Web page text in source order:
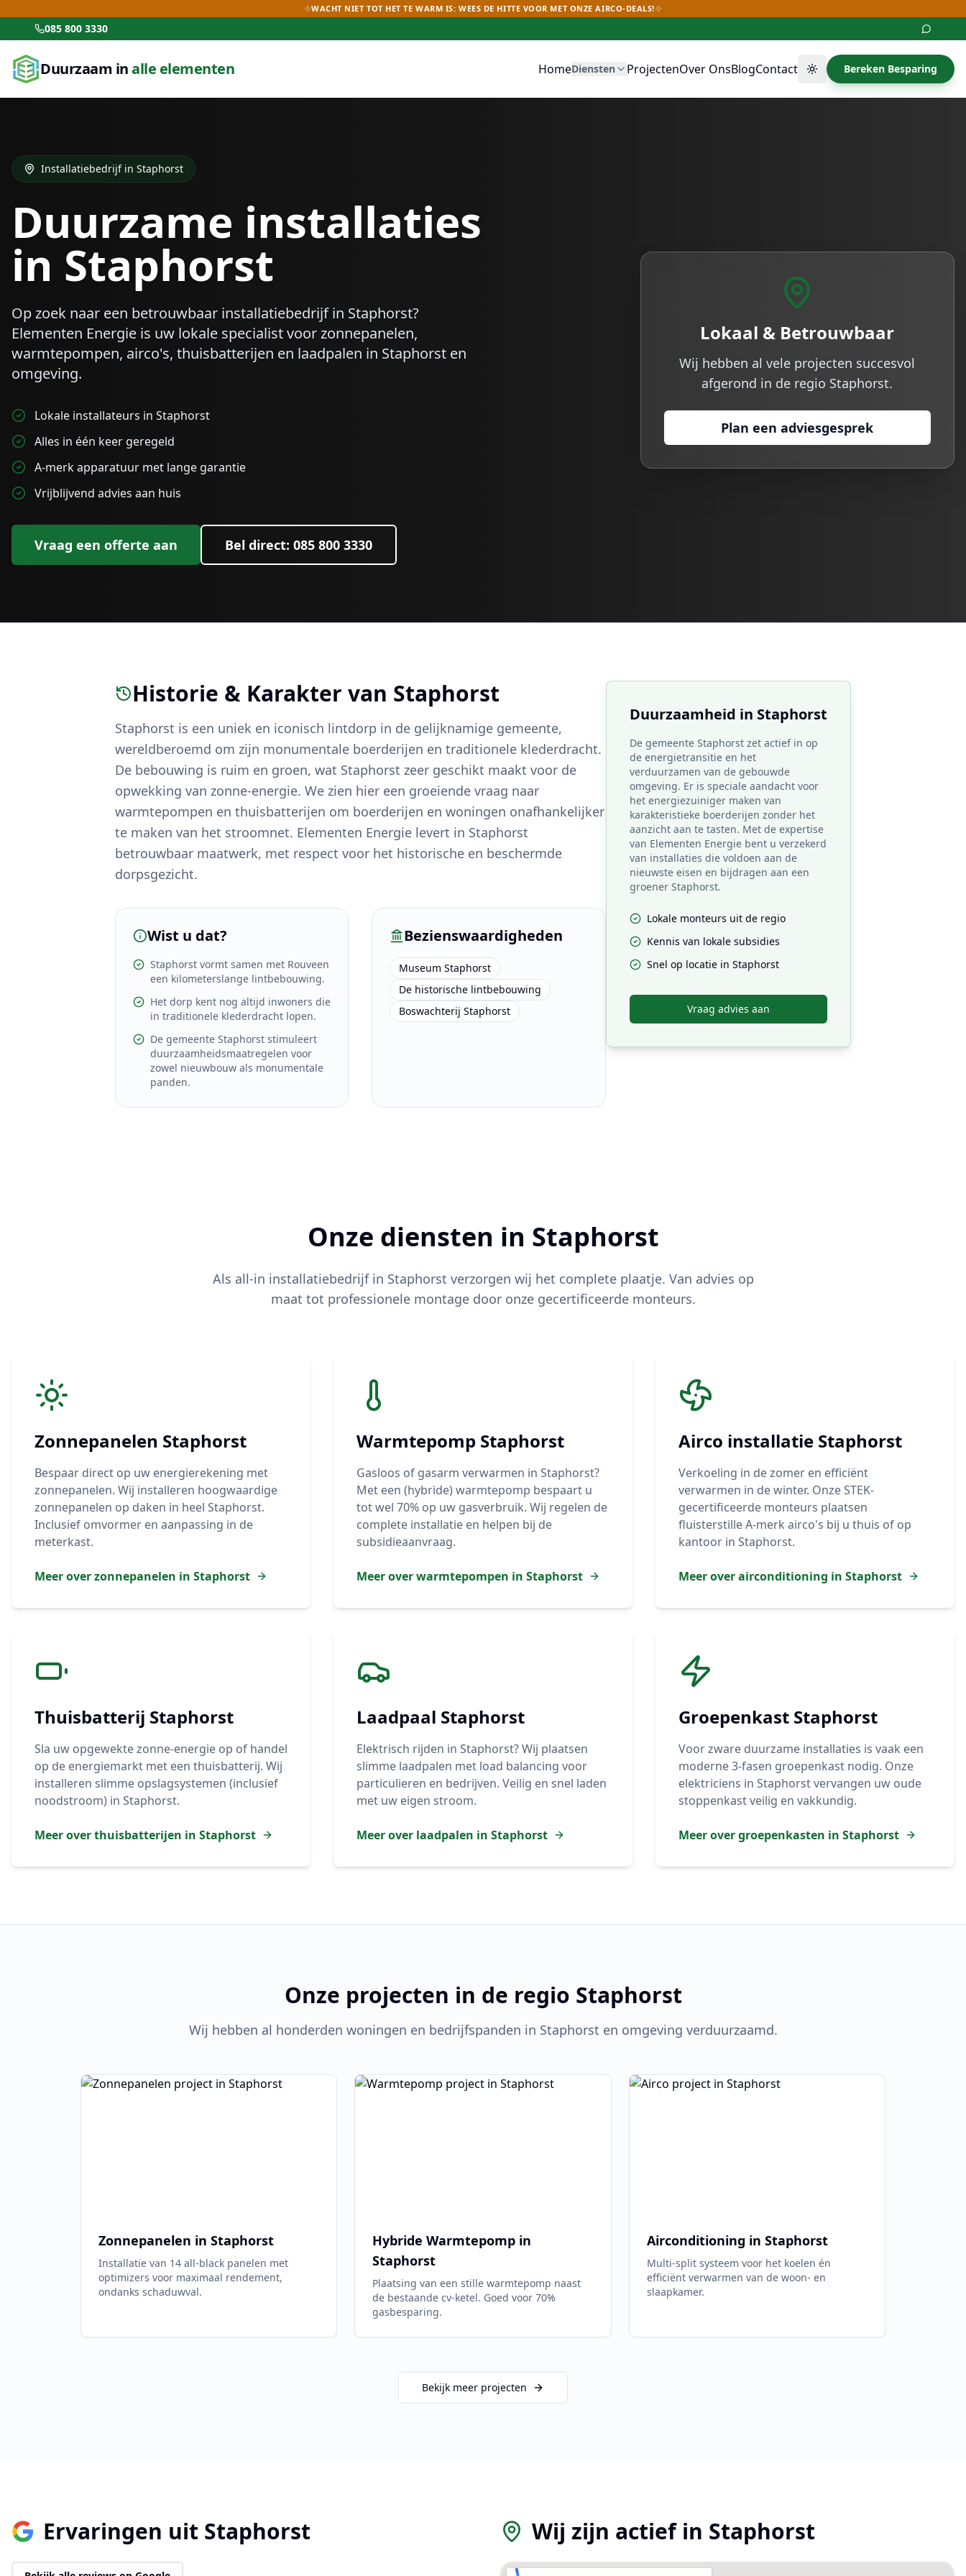
WACHT NIET TOT HET TE WARM IS: WEES DE HITTE VOOR MET ONZE AIRCO-DEALS!
085 800 3330
Duurzaam inalle elementen HomeDiensten ProjectenOver OnsBlogContact Thema wisselen
Bereken Besparing
Installatiebedrijf in Staphorst
Duurzame installaties
in Staphorst
Op zoek naar een betrouwbaar installatiebedrijf in Staphorst?
Elementen Energie is uw lokale specialist voor zonnepanelen,
warmtepompen, airco's, thuisbatterijen en laadpalen in Staphorst en
omgeving.
Lokale installateurs in Staphorst
Alles in één keer geregeld
A-merk apparatuur met lange garantie
Vrijblijvend advies aan huis
Vraag een offerte aan Bel direct: 085 800 3330
Lokaal & Betrouwbaar
Wij hebben al vele projecten succesvol
afgerond in de regio Staphorst.
Plan een adviesgesprek
Historie & Karakter van Staphorst
Staphorst is een uniek en iconisch lintdorp in de gelijknamige gemeente,
wereldberoemd om zijn monumentale boerderijen en traditionele klederdracht.
De bebouwing is ruim en groen, wat Staphorst zeer geschikt maakt voor de
opwekking van zonne-energie. We zien hier een groeiende vraag naar
warmtepompen en thuisbatterijen om boerderijen en woningen onafhankelijker
te maken van het stroomnet. Elementen Energie levert in Staphorst
betrouwbaar maatwerk, met respect voor het historische en beschermde
dorpsgezicht.
Wist u dat?
Staphorst vormt samen met Rouveen
een kilometerslange lintbebouwing.
Het dorp kent nog altijd inwoners die
in traditionele klederdracht lopen.
De gemeente Staphorst stimuleert
duurzaamheidsmaatregelen voor
zowel nieuwbouw als monumentale
panden.
Bezienswaardigheden
Museum Staphorst
De historische lintbebouwing
Boswachterij Staphorst
Duurzaamheid in Staphorst
De gemeente Staphorst zet actief in op
de energietransitie en het
verduurzamen van de gebouwde
omgeving. Er is speciale aandacht voor
het energiezuiniger maken van
karakteristieke boerderijen zonder het
aanzicht aan te tasten. Met de expertise
van Elementen Energie bent u verzekerd
van installaties die voldoen aan de
nieuwste eisen en bijdragen aan een
groener Staphorst.
Lokale monteurs uit de regio
Kennis van lokale subsidies
Snel op locatie in Staphorst
Vraag advies aan
Onze diensten in Staphorst
Als all-in installatiebedrijf in Staphorst verzorgen wij het complete plaatje. Van advies op
maat tot professionele montage door onze gecertificeerde monteurs.
Zonnepanelen Staphorst
Bespaar direct op uw energierekening met
zonnepanelen. Wij installeren hoogwaardige
zonnepanelen op daken in heel Staphorst.
Inclusief omvormer en aanpassing in de
meterkast.
Meer over zonnepanelen in Staphorst
Warmtepomp Staphorst
Gasloos of gasarm verwarmen in Staphorst?
Met een (hybride) warmtepomp bespaart u
tot wel 70% op uw gasverbruik. Wij regelen de
complete installatie en helpen bij de
subsidieaanvraag.
Meer over warmtepompen in Staphorst
Airco installatie Staphorst
Verkoeling in de zomer en efficiënt
verwarmen in de winter. Onze STEK-
gecertificeerde monteurs plaatsen
fluisterstille A-merk airco's bij u thuis of op
kantoor in Staphorst.
Meer over airconditioning in Staphorst
Thuisbatterij Staphorst
Sla uw opgewekte zonne-energie op of handel
op de energiemarkt met een thuisbatterij. Wij
installeren slimme opslagsystemen (inclusief
noodstroom) in Staphorst.
Meer over thuisbatterijen in Staphorst
Laadpaal Staphorst
Elektrisch rijden in Staphorst? Wij plaatsen
slimme laadpalen met load balancing voor
particulieren en bedrijven. Veilig en snel laden
met uw eigen stroom.
Meer over laadpalen in Staphorst
Groepenkast Staphorst
Voor zware duurzame installaties is vaak een
moderne 3-fasen groepenkast nodig. Onze
elektriciens in Staphorstvervangen uw oude
stoppenkast veilig en vakkundig.
Meer over groepenkasten in Staphorst
Onze projecten in de regio Staphorst
Wij hebben al honderden woningen en bedrijfspanden in Staphorst en omgeving verduurzaamd.
Zonnepanelen in Staphorst
Installatie van 14 all-black panelen met
optimizers voor maximaal rendement,
ondanks schaduwval.
Hybride Warmtepomp in
Staphorst
Plaatsing van een stille warmtepomp naast
de bestaande cv-ketel. Goed voor 70%
gasbesparing.
Airconditioning in Staphorst
Multi-split systeem voor het koelen én
efficiënt verwarmen van de woon- en
slaapkamer.
Bekijk meer projecten
Ervaringen uit Staphorst Wij zijn actief in Staphorst